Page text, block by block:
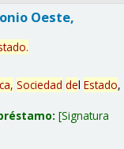
Oeste,
.
Sociedad del Estado,
Signatura